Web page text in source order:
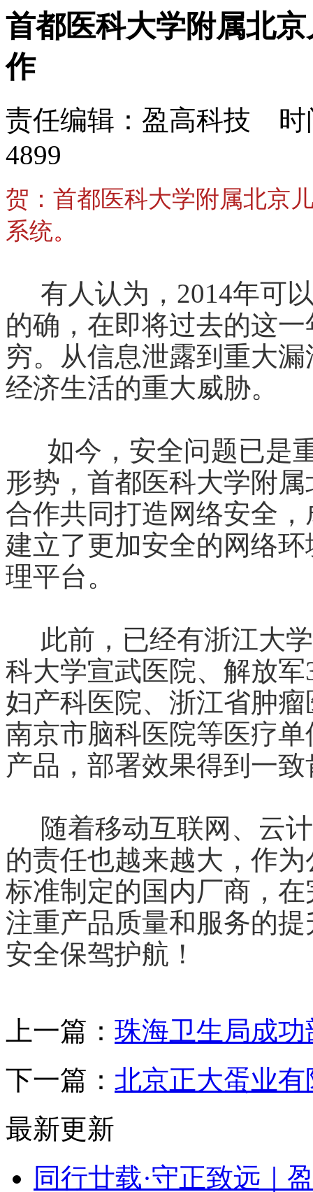
首都医科大学附属北
作
责任编辑：盈高科技 时
4899
贺：首都医科大学附属北京
系统。
有人认为，2014年可
的确，在即将过去的这
穷。从信息泄露到重大
经济生活的重大威胁。
如今，安全问题已是
形势，首都医科大学附
合作共同打造网络安全
建立了更加安全的网络
理平台。
此前，已经有浙江大
科大学宣武医院、解放
妇产科医院、浙江省肿
南京市脑科医院等医疗
产品，部署效果得到一
随着移动互联网、云
的责任也越来越大，作
标准制定的国内厂商，
注重产品质量和服务的
安全保驾护航！
上一篇： 珠海卫生局成
下一篇： 北京正大蛋业
最新更新
同行廿载·守正致远｜